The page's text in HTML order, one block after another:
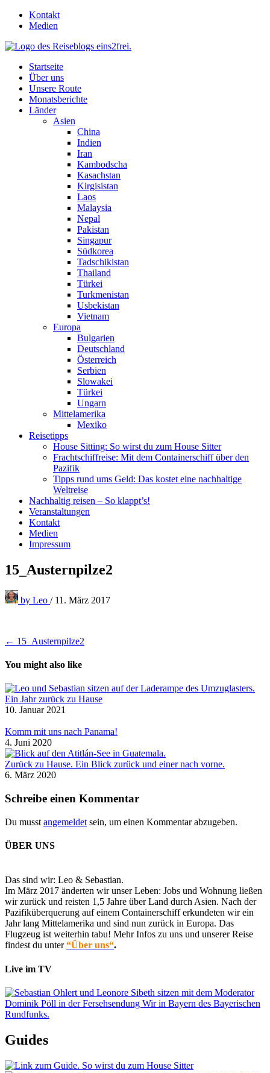
Skip
Kontakt
Medien
Startseite
Über uns
Unsere Route
Monatsberichte
Länder
Asien
China
Indien
Iran
Kambodscha
Kasachstan
Kirgisistan
Laos
Malaysia
Nepal
Pakistan
Singapur
Südkorea
Tadschikistan
Thailand
Türkei
Turkmenistan
Usbekistan
Vietnam
Europa
Bulgarien
Deutschland
Österreich
Serbien
Slowakei
Türkei
Ungarn
Mittelamerika
Mexiko
Reisetipps
House Sitting: So wirst du zum House Sitter
Frachtschiffreise: Mit dem Containerschiff über den
Pazifik
Tipps rund ums Geld: Das kostet eine nachhaltige
Weltreise
Nachhaltig reisen – So klappt’s!
Veranstaltungen
Kontakt
Medien
Impressum
15_Austernpilze2
by Leo / 11. März 2017
Beitragsnavigation
← 15_Austernpilze2
You might also like
Ein Jahr zurück zu Hause
10. Januar 2021
Komm mit uns nach Panama!
4. Juni 2020
Zurück zu Hause. Ein Blick zurück und einer nach vorne.
6. März 2020
Schreibe einen Kommentar
Du musst angemeldet sein, um einen Kommentar abzugeben.
ÜBER UNS
Das sind wir: Leo & Sebastian.
Im März 2017 änderten wir unser Leben: Jobs und Wohnung ließen
wir zurück und reisten 1,5 Jahre über Land durch Asien. Nach der
Pazifiküberquerung auf einem Containerschiff erkundeten wir ein
Jahr lang Mittelamerika und sind nun zurück in Europa. Das
Flugzeug ist weiterhin tabu! Mehr Infos zu uns und unserer Reise
findest du unter“Über uns“.
Live im TV
Guides